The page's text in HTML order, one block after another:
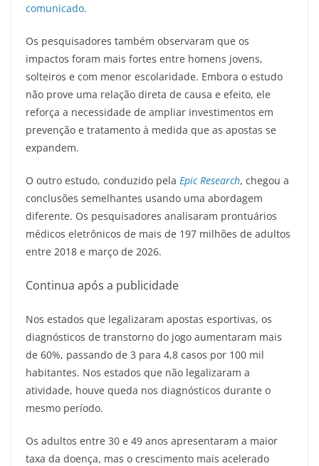
comunicado.
Os pesquisadores também observaram que os
impactos foram mais fortes entre homens jovens,
solteiros e com menor escolaridade. Embora o estudo
não prove uma relação direta de causa e efeito, ele
reforça a necessidade de ampliar investimentos em
prevenção e tratamento à medida que as apostas se
expandem.
O outro estudo, conduzido pela Epic Research, chegou a
conclusões semelhantes usando uma abordagem
diferente. Os pesquisadores analisaram prontuários
médicos eletrônicos de mais de 197 milhões de adultos
entre 2018 e março de 2026.
Continua após a publicidade
Nos estados que legalizaram apostas esportivas, os
diagnósticos de transtorno do jogo aumentaram mais
de 60%, passando de 3 para 4,8 casos por 100 mil
habitantes. Nos estados que não legalizaram a
atividade, houve queda nos diagnósticos durante o
mesmo período.
Os adultos entre 30 e 49 anos apresentaram a maior
taxa da doença, mas o crescimento mais acelerado